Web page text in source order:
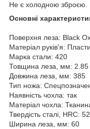
Не є холодною зброєю.
Основні
Поверхня леза: Black
Матеріал руків'я:
Марка стали: 420
Товщина леза, мм: 2.85
Довжина леза, мм: 385
Тип ножа:
Наявність чохла: так
Матеріал чохла:
Твердість сталі, HRC:
Ширина леза, мм: 60